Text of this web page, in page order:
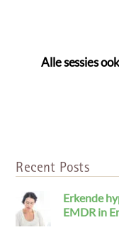
Alle sessies
Recent Posts
Erkende
EMDR in